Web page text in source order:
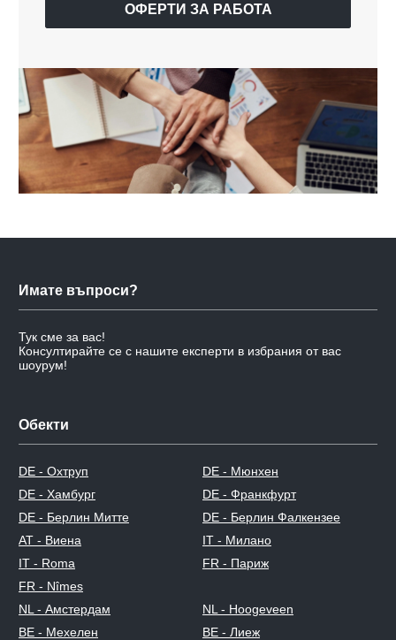
ОФЕРТИ ЗА РАБОТА
Имате въпроси?
Тук сме за вас!
Консултирайте се с нашите експерти в избрания от вас
шоурум!
Обекти
DE - Охтруп
DE - Мюнхен
DE - Хамбург
DE - Франкфурт
DE - Берлин Митте
DE - Берлин Фалкензее
AT - Виена
IT - Милано
IT - Roma
FR - Париж
FR - Nîmes
NL - Амстердам
NL - Hoogeveen
BE - Мехелен
BE - Лиеж